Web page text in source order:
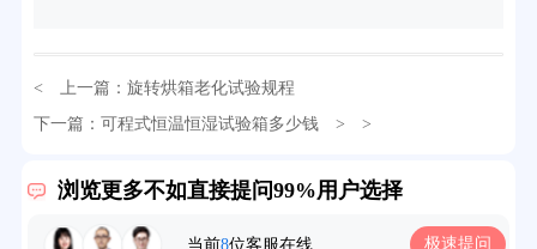
< 上一篇： 旋转烘箱老化试验规程
下一篇： 可程式恒温恒湿试验箱多少钱> >
浏览更多不如直接提问99%用户选择
当前8位客服在线 极速提问
7分钟前用户提问：老化房安全要求标准有哪些？